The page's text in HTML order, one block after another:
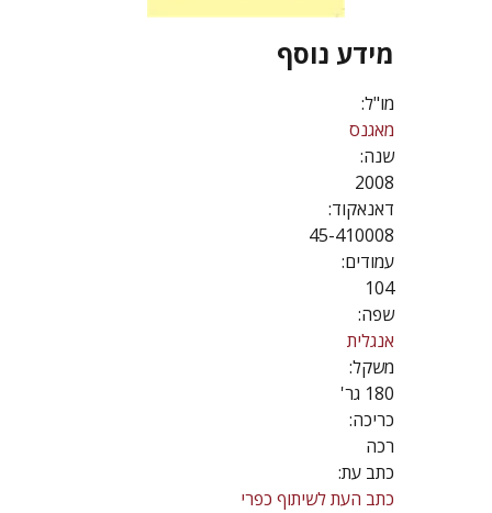
מידע נוסף
מו"ל:
מאגנס
שנה:
2008
דאנאקוד:
45-410008
עמודים:
104
שפה:
אנגלית
משקל:
180 גר'
כריכה:
רכה
כתב עת:
כתב העת לשיתוף כפרי